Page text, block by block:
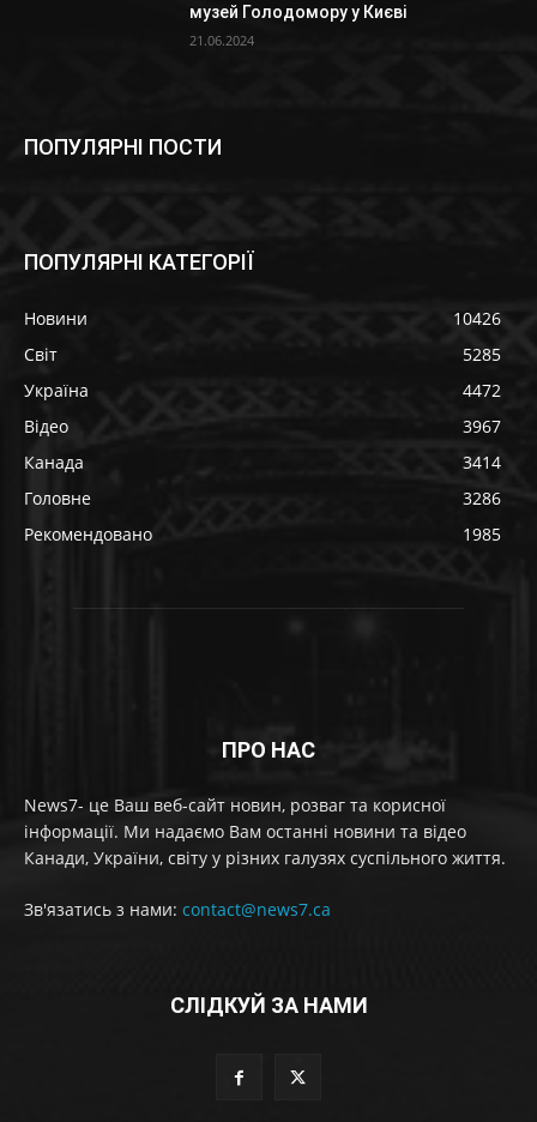
музей Голодомору у Києві
21.06.2024
ПОПУЛЯРНІ ПОСТИ
ПОПУЛЯРНІ КАТЕГОРІЇ
Новини
10426
Світ
5285
Україна
4472
Відео
3967
Канада
3414
Головне
3286
Рекомендовано
1985
ПРО НАС
News7- це Ваш веб-сайт новин, розваг та корисної
інформації. Ми надаємо Вам останні новини та відео
Канади, України, світу у різних галузях суспільного життя.
Зв'язатись з нами: contact@news7.ca
СЛІДКУЙ ЗА НАМИ